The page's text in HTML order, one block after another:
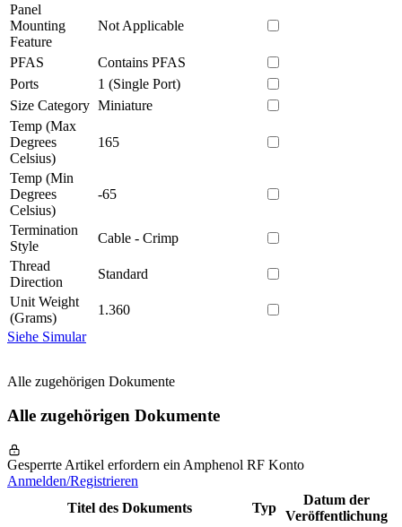
Panel
Mounting
Feature
Not Applicable
PFAS
Contains PFAS
Ports
1 (Single Port)
Size Category Miniature
Temp (Max
Degrees
Celsius)
165
Temp (Min
Degrees
Celsius)
-65
Termination
Style
Cable - Crimp
Thread
Direction
Standard
Unit Weight
(Grams)
1.360
Siehe Simular
Alle zugehörigen Dokumente
Alle zugehörigen Dokumente
Gesperrte Artikel erfordern ein Amphenol RF Konto
Anmelden/Registrieren
Titel des Dokuments
Typ
Datum der
Veröffentlichung